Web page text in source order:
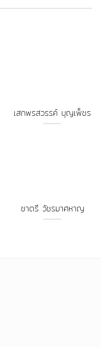
เสกพรสวรรค์ บุญเพ็ชร
ชาตรี วัชรมาศหาญ